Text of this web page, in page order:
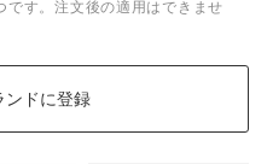
す。注文後の適用はできませ
ンドに登録